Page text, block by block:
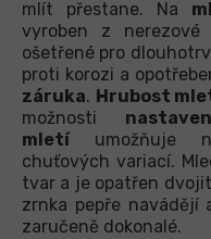
mlít přestane. Na
vyroben z nerezové
ošetřené pro
proti korozi a
záruka. Hrubost
možnosti
mletí umožňuje
chuťových variací.
tvar a je opatřen
zrnka pepře
zaručeně dokonalé.